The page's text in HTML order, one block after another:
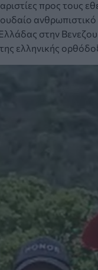
προς τους
στην
ελληνικής